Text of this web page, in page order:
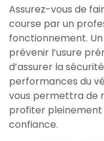
Assurez-vous de
course par un
fonctionnement.
prévenir l’usure
d’assurer la
performances du
vous permettra de
profiter pleinement
confiance.